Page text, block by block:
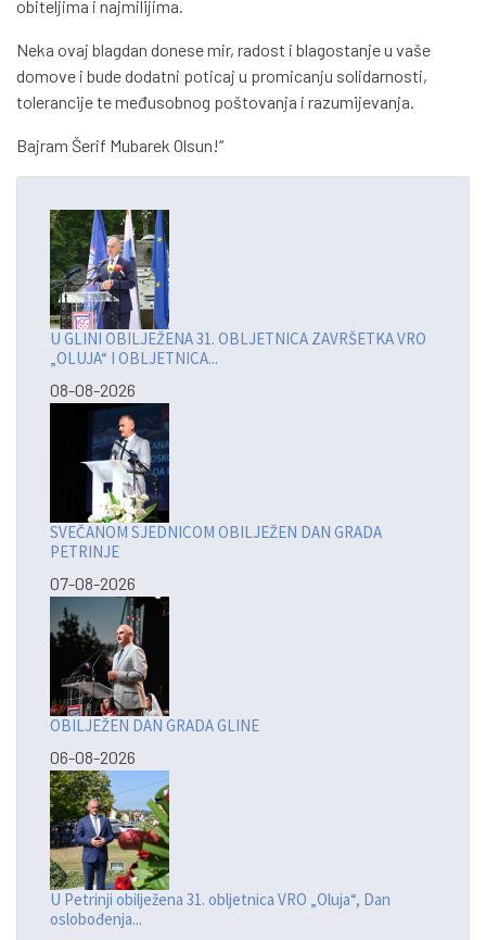
obiteljima i najmilijima.
Neka ovaj blagdan donese mir, radost i blagostanje u vaše
domove i bude dodatni poticaj u promicanju solidarnosti,
tolerancije te međusobnog poštovanja i razumijevanja.
Bajram Šerif Mubarek Olsun!“
U GLINI OBILJEŽENA 31. OBLJETNICA ZAVRŠETKA VRO
„OLUJA“ I OBLJETNICA...
08-08-2026
SVEČANOM SJEDNICOM OBILJEŽEN DAN GRADA
PETRINJE
07-08-2026
OBILJEŽEN DAN GRADA GLINE
06-08-2026
U Petrinji obilježena 31. obljetnica VRO „Oluja“, Dan
oslobođenja...